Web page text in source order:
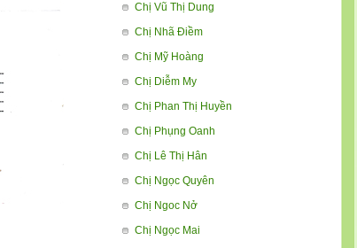
Chị Vũ Thị Dung
Chị Nhã Điềm
Chị Mỹ Hoàng
Chị Diễm My
Chị Phan Thị Huyền
Chị Phụng Oanh
Chị Lê Thị Hân
Chị Ngọc Quyên
Chị Ngoc Nở
Chị Ngọc Mai